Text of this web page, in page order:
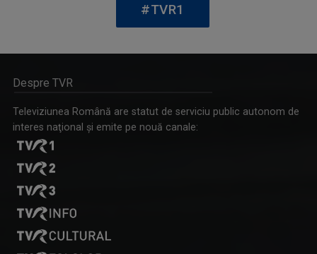
AGROSTRATEGIA
Emisiunea vine în sprijinul fermierilor, dar ...
BORIS VELIMIROVICI
Născut în 1976, la Pojejena (Caraş-Severin), ...
#TVR1
Despre TVR
Televiziunea Română are statut de serviciu public autonom de
interes naţional şi emite pe nouă canale: